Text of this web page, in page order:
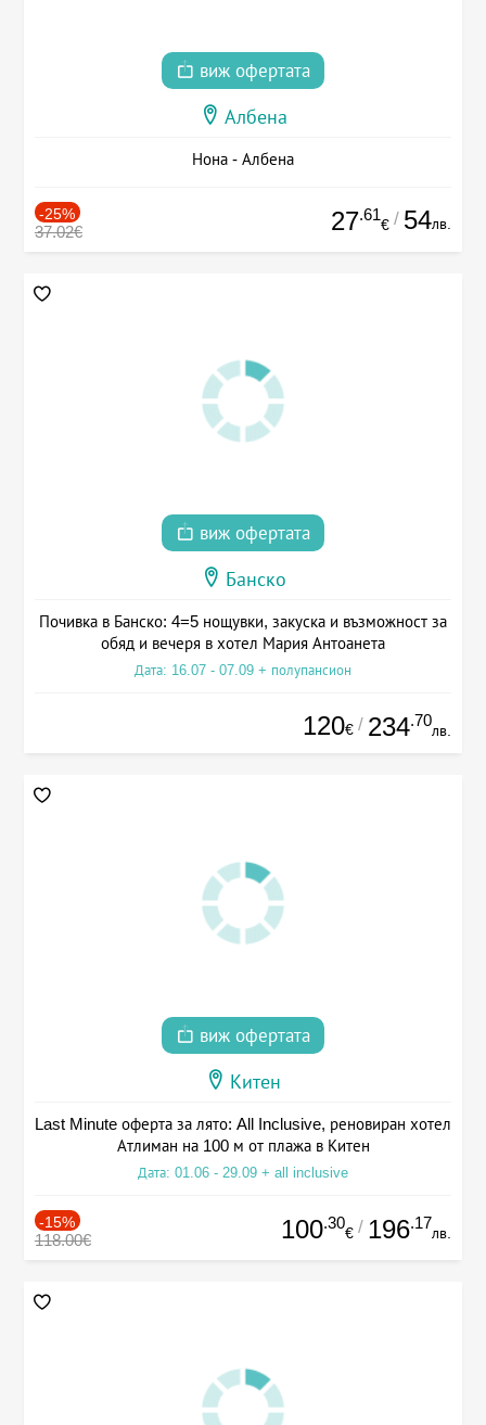
виж офертата
Албена
Нона - Албена
-25%
37.02€ 27.61
€ / 54лв.
виж офертата
Банско
Почивка в Банско: 4=5 нощувки, закуска и възможност за
обяд и вечеря в хотел Мария Антоанета
Дата: 16.07 - 07.09 + полупансион
120€ / 234.70
лв.
виж офертата
Китен
Last Minute оферта за лято: All Inclusive, реновиран хотел
Атлиман на 100 м от плажа в Китен
Дата: 01.06 - 29.09 + all inclusive
-15%
118.00€ 100.30
€ / 196.17
лв.